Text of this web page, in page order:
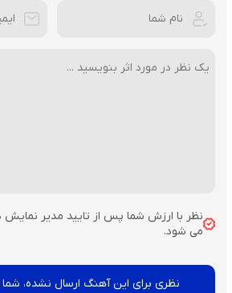
نظر با ارزش شما پس از تایید مدیر نمایش
می شود.
نظری برای این آهنگ ارسال نشده، شما